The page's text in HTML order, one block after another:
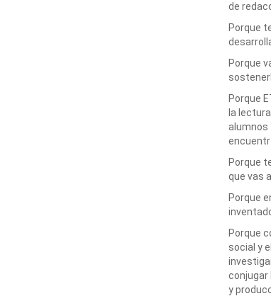
de
Porque
Porque
Porque
la
alumnos
Porque
que vas
Porque
Porque
social y
conjugar
y